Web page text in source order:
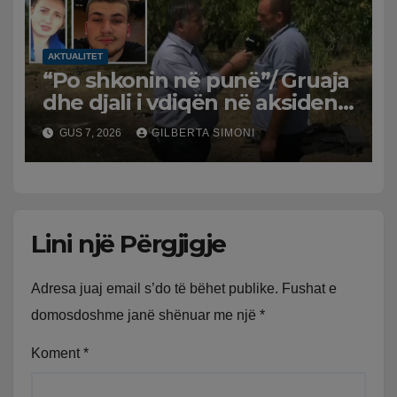
AKTUALITET
“Po shkonin në punë”/ Gruaja
dhe djali i vdiqën në aksident,
shqiptari në Greqi prek
zemrat: Humba gjithçka!
GUS 7, 2026 GILBERTA SIMONI
Lini një Përgjigje
Adresa juaj email s’do të bëhet publike. Fushat e
domosdoshme janë shënuar me një *
Koment *